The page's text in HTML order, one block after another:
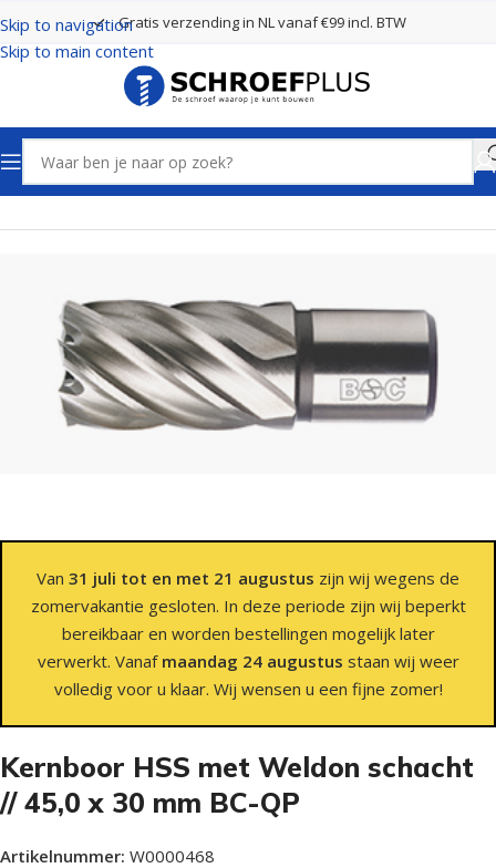
Skip to navigation
Skip to main content
Gratis verzending in NL vanaf €99 incl. BTW
Home Boren Kernboren
Van 31 juli tot en met 21 augustus zijn wij wegens de
zomervakantie gesloten. In deze periode zijn wij beperkt
bereikbaar en worden bestellingen mogelijk later
verwerkt. Vanaf maandag 24 augustus staan wij weer
volledig voor u klaar. Wij wensen u een fijne zomer!
Kernboor HSS met Weldon schacht
// 45,0 x 30 mm BC-QP
Artikelnummer: W0000468